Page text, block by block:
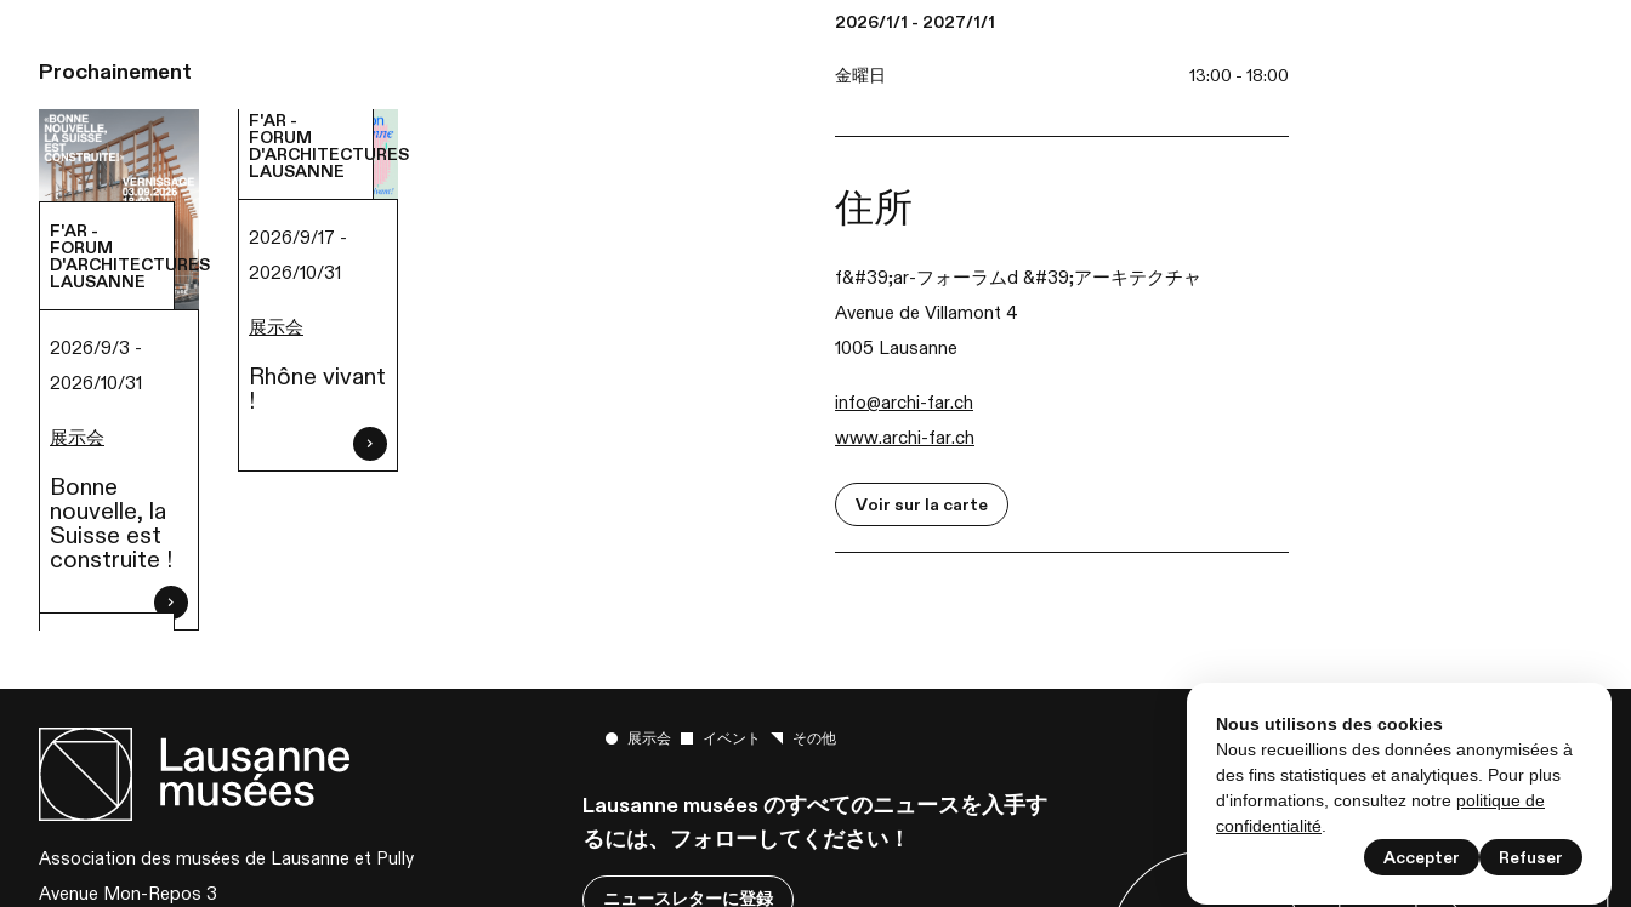
Prochainement
F'AR -
FORUM
D'ARCHITECTURES
LAUSANNE
2026/9/3 -
2026/10/31
展示会
Bonne
nouvelle, la
Suisse est
construite !
F'AR -
FORUM
D'ARCHITECTURES
LAUSANNE
2026/9/17 -
2026/10/31
展示会
Rhône vivant
!
2026/1/1 - 2027/1/1
金曜日 13:00 - 18:00
住所
f&#39;ar-フォーラムd &#39;アーキテクチャ
Avenue de Villamont 4
1005 Lausanne
info@archi-far.ch
www.archi-far.ch
Voir sur la carte
Association des musées de Lausanne et Pully
Avenue Mon-Repos 3
展示会 イベント その他
Lausanne musées のすべてのニュースを入手す
るには、フォローしてください！
ニュースレターに登録
Nous utilisons des cookies
Nous recueillions des données anonymisées à
des fins statistiques et analytiques. Pour plus
d'informations, consultez notre politique de
confidentialité
Accepter Refuser